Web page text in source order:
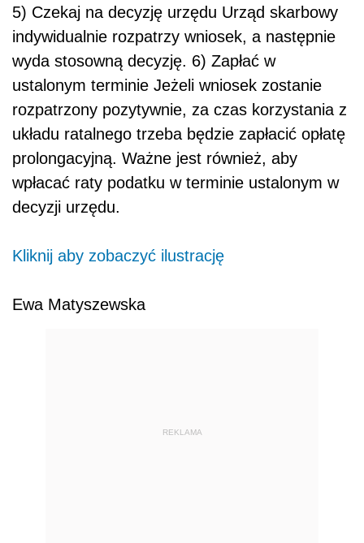
5) Czekaj na decyzję urzędu Urząd skarbowy
indywidualnie rozpatrzy wniosek, a następnie
wyda stosowną decyzję. 6) Zapłać w
ustalonym terminie Jeżeli wniosek zostanie
rozpatrzony pozytywnie, za czas korzystania z
układu ratalnego trzeba będzie zapłacić opłatę
prolongacyjną. Ważne jest również, aby
wpłacać raty podatku w terminie ustalonym w
decyzji urzędu.
Kliknij aby zobaczyć ilustrację
Ewa Matyszewska
REKLAMA